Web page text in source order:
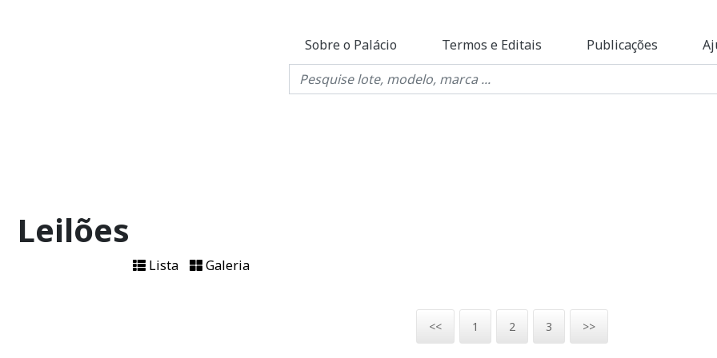
Sobre o Palácio Termos e Editais Publicações
Leilões
Lista Galeria
<< 1 2 3 >>